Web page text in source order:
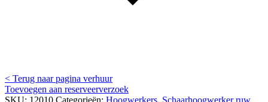
< Terug naar pagina verhuur
Toevoegen aan reserveerverzoek
SKU: 12010 Categorieën: Hoogwerkers, Schaarhoogwerker ruw